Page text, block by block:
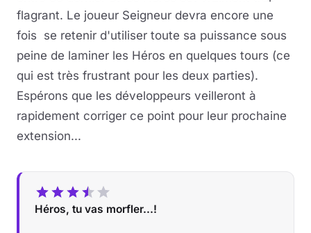
flagrant. Le joueur Seigneur devra encore une
fois se retenir d'utiliser toute sa puissance sous
peine de laminer les Héros en quelques tours (ce
qui est très frustrant pour les deux parties).
Espérons que les développeurs veilleront à
rapidement corriger ce point pour leur prochaine
extension...
Héros, tu vas morfler...!